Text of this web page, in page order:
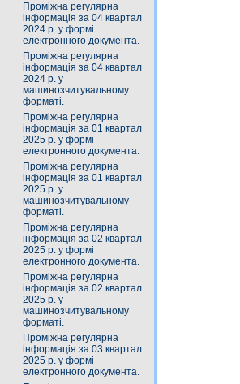
Проміжна регулярна
інформація за 04 квартал
2024 р. у формі
електронного документа.
Проміжна регулярна
інформація за 04 квартал
2024 р. у
машинозчитувальному
форматі.
Проміжна регулярна
інформація за 01 квартал
2025 р. у формі
електронного документа.
Проміжна регулярна
інформація за 01 квартал
2025 р. у
машинозчитувальному
форматі.
Проміжна регулярна
інформація за 02 квартал
2025 р. у формі
електронного документа.
Проміжна регулярна
інформація за 02 квартал
2025 р. у
машинозчитувальному
форматі.
Проміжна регулярна
інформація за 03 квартал
2025 р. у формі
електронного документа.